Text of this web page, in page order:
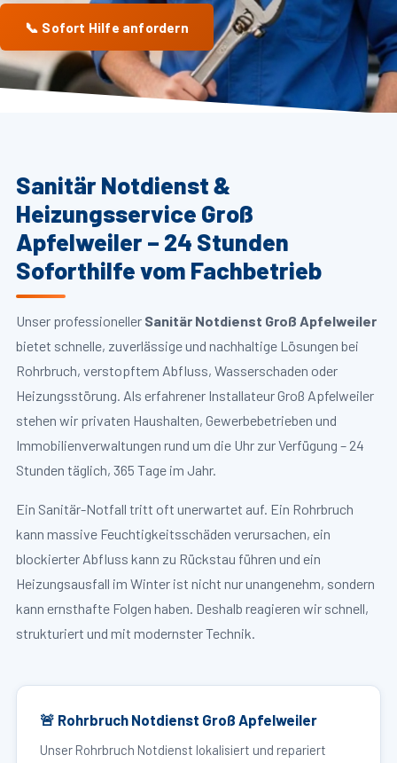
📞 Sofort Hilfe anfordern
Sanitär Notdienst &
Heizungsservice Groß
Apfelweiler – 24 Stunden
Soforthilfe vom Fachbetrieb
Unser professioneller Sanitär Notdienst Groß Apfelweiler
bietet schnelle, zuverlässige und nachhaltige Lösungen bei
Rohrbruch, verstopftem Abfluss, Wasserschaden oder
Heizungsstörung. Als erfahrener Installateur Groß Apfelweiler
stehen wir privaten Haushalten, Gewerbebetrieben und
Immobilienverwaltungen rund um die Uhr zur Verfügung – 24
Stunden täglich, 365 Tage im Jahr.
Ein Sanitär-Notfall tritt oft unerwartet auf. Ein Rohrbruch
kann massive Feuchtigkeitsschäden verursachen, ein
blockierter Abfluss kann zu Rückstau führen und ein
Heizungsausfall im Winter ist nicht nur unangenehm, sondern
kann ernsthafte Folgen haben. Deshalb reagieren wir schnell,
strukturiert und mit modernster Technik.
🚨 Rohrbruch Notdienst Groß Apfelweiler
Unser Rohrbruch Notdienst lokalisiert und repariert